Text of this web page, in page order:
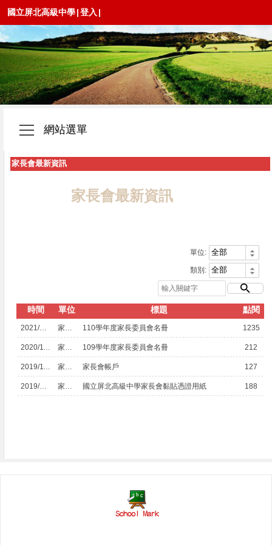
國立屏北高級中學|登入 |
網站選單
家長會最新資訊
家長會最新資訊
單位:
類別:
時間 單位 標題 點閱
2021/12/03 家長會 110學年度家長委員會名冊 1235
2020/11/12 家長會 109學年度家長委員會名冊 212
2019/11/06 家長會 家長會帳戶 127
2019/02/19 家長會 國立屏北高級中學家長會黏貼憑證用紙 188